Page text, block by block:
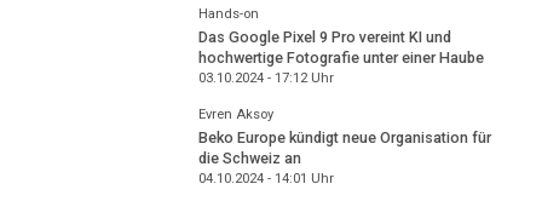
Hands-on
Das Google Pixel 9 Pro vereint KI und
hochwertige Fotografie unter einer Haube
03.10.2024 - 17:12Uhr
Evren Aksoy
Beko Europe kündigt neue Organisation für
die Schweiz an
04.10.2024 - 14:01 Uhr